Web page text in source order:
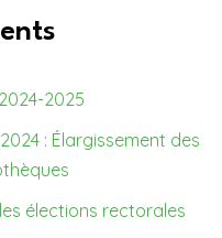
2025
: Élargissement des
élections rectorales